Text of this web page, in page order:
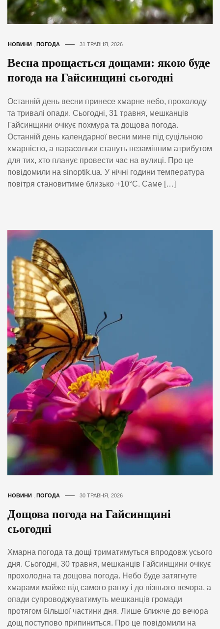
НОВИНИ ПОГОДА 31 ТРАВНЯ, 2026
Весна прощається дощами: якою буде
погода на Гайсинщині сьогодні
Останній день весни принесе хмарне небо, прохолоду
та тривалі опади. Сьогодні, 31 травня, мешканців
Гайсинщини очікує похмура та дощова погода.
Останній день календарної весни мине під суцільною
хмарністю, а парасольки стануть незамінним атрибутом
для тих, хто планує провести час на вулиці. Про це
повідомили на sinoptik.ua. У нічні години температура
повітря становитиме близько +10°C. Саме […]
НОВИНИ ПОГОДА 30 ТРАВНЯ, 2026
Дощова погода на Гайсинщині
сьогодні
Хмарна погода та дощі триматимуться впродовж усього
дня. Сьогодні, 30 травня, мешканців Гайсинщини очікує
прохолодна та дощова погода. Небо буде затягнуте
хмарами майже від самого ранку і до пізнього вечора, а
опади супроводжуватимуть мешканців громади
протягом більшої частини дня. Лише ближче до вечора
дощ поступово припиниться. Про це повідомили на